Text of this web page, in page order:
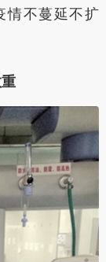
情不蔓延不扩